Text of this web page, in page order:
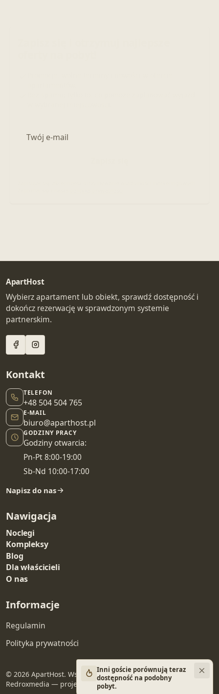
Inni goście porównują teraz
dostępność na podobny
pobyt.
ApartHost
Wybierz apartament lub obiekt, sprawdź dostępność i
dokończ rezerwację w sprawdzonym systemie
partnerskim.
Kontakt
TELEFON
+48 504 504 765
E-MAIL
biuro@aparthost.pl
GODZINY PRACY
Godziny otwarcia:
Pn-Pt 8:00-19:00
Sb-Nd 10:00-17:00
Napisz do nas
Nawigacja
Noclegi
Kompleksy
Blog
Dla właścicieli
O nas
Informacje
Regulamin
Polityka prywatności
© 2026 ApartHost. Wszelkie prawa zastrzeżone.
Redroxmedia — projekt i wykonanie